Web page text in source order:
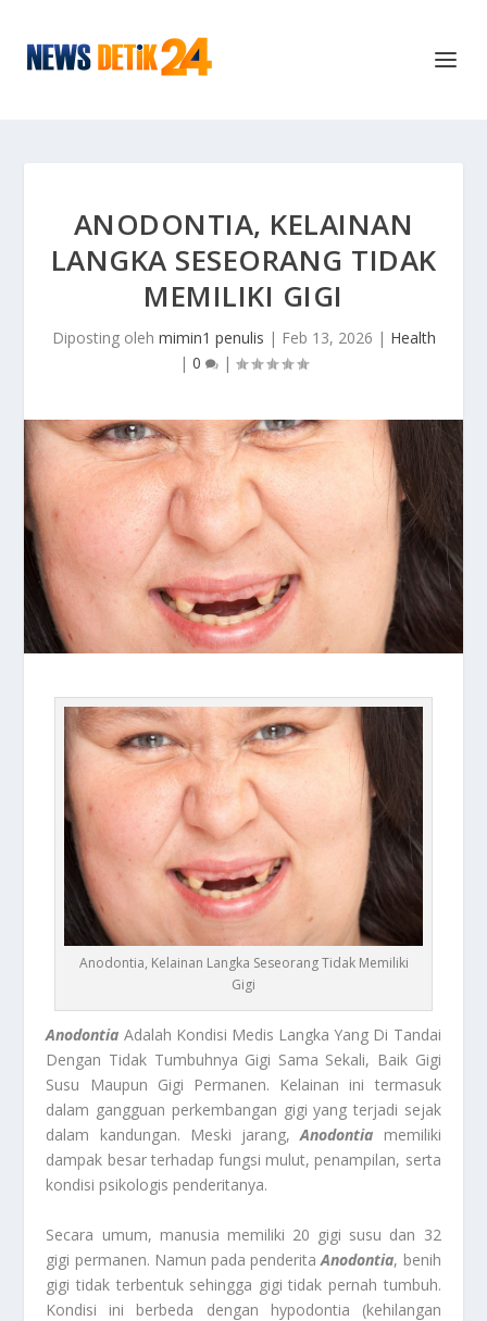
ANODONTIA, KELAINAN
LANGKA SESEORANG TIDAK
MEMILIKI GIGI
Diposting oleh mimin1 penulis | Feb 13, 2026 | Health
| 0 |
Anodontia, Kelainan Langka Seseorang Tidak Memiliki
Gigi
Anodontia Adalah Kondisi Medis Langka Yang Di Tandai
Dengan Tidak Tumbuhnya Gigi Sama Sekali, Baik Gigi
Susu Maupun Gigi Permanen. Kelainan ini termasuk
dalam gangguan perkembangan gigi yang terjadi sejak
dalam kandungan. Meski jarang,Anodontia memiliki
dampak besar terhadap fungsi mulut, penampilan, serta
kondisi psikologis penderitanya.
Secara umum, manusia memiliki 20 gigi susu dan 32
gigi permanen. Namun pada penderitaAnodontia, benih
gigi tidak terbentuk sehingga gigi tidak pernah tumbuh.
Kondisi ini berbeda dengan hypodontia (kehilangan